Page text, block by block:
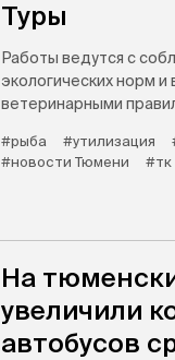
Туры
Работы ведутся с
экологических норм и
ветеринарными
#рыба #утилизация
#новости Тюмени
#тк
На
увеличили
автобусов